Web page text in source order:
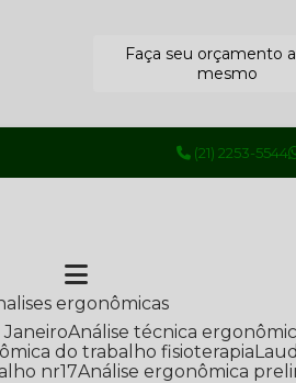
Faça seu orçamento
mesmo
(21) 2253-5544
ergonômicas
Janeiro Análise técnica
do trabalho fisioterapia
nr17 Análise ergonômica